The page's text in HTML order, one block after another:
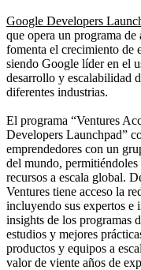
Google Developers
que opera un programa
fomenta el crecimiento de
siendo Google líder en el
desarrollo y escalabilidad
diferentes industrias.
El programa “Ventures
Developers Launchpad”
emprendedores con un
del mundo,
recursos a escala global.
Ventures tiene acceso la
incluyendo sus expertos e
insights de los programas
estudios y mejores
productos y equipos a
valor de viente años de